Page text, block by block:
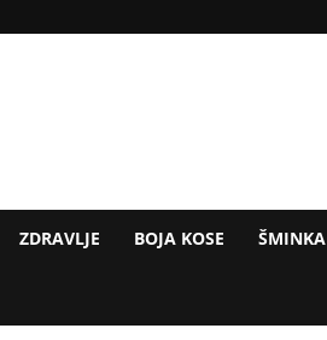
ZDRAVLJE BOJA KOSE ŠMINKA